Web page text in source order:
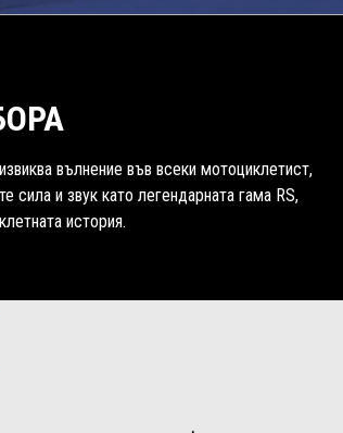
вълнение във всеки мотоциклетист,
и звук като легендарната гама RS,
история.